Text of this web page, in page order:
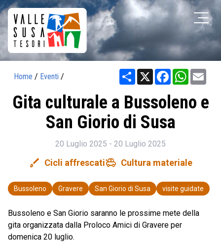
Home / Eventi / Share X Facebook
Gita culturale a Bussoleno e
San Giorio di Susa
20 Luglio 2025 - 20 Luglio 2025
brush Cicli affrescatitoys Cultura materiale
Bussoleno Gravere San Giorio di Susa visite guidate
Bussoleno e San Giorio saranno le prossime mete della
gita organizzata dalla Proloco Amici di Gravere per
domenica 20 luglio.